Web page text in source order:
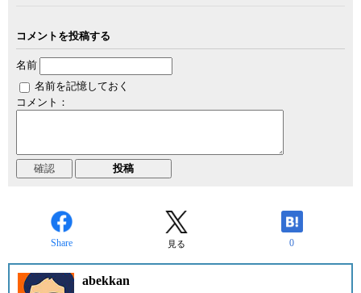
コメントを投稿する
名前
名前を記憶しておく
コメント：
Share 見る 0
abekkan